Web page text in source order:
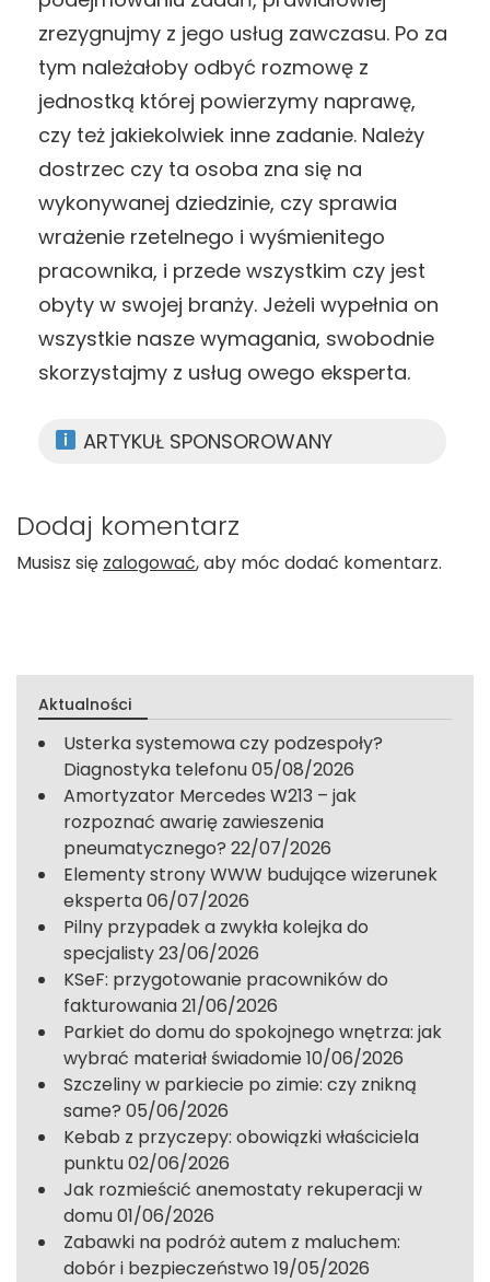
zrezygnujmy z jego usług zawczasu. Po za
tym należałoby odbyć rozmowę z
jednostką której powierzymy naprawę,
czy też jakiekolwiek inne zadanie. Należy
dostrzec czy ta osoba zna się na
wykonywanej dziedzinie, czy sprawia
wrażenie rzetelnego i wyśmienitego
pracownika, i przede wszystkim czy jest
obyty w swojej branży. Jeżeli wypełnia on
wszystkie nasze wymagania, swobodnie
skorzystajmy z usług owego eksperta.
ARTYKUŁ SPONSOROWANY
Dodaj komentarz
Musisz się zalogować, aby móc dodać komentarz.
Aktualności
Usterka systemowa czy podzespoły?
Diagnostyka telefonu05/08/2026
Amortyzator Mercedes W213 – jak
rozpoznać awarię zawieszenia
pneumatycznego? 22/07/2026
Elementy strony WWW budujące wizerunek
eksperta06/07/2026
Pilny przypadek a zwykła kolejka do
specjalisty23/06/2026
KSeF: przygotowanie pracowników do
fakturowania21/06/2026
Parkiet do domu do spokojnego wnętrza: jak
wybrać materiał świadomie 10/06/2026
Szczeliny w parkiecie po zimie: czy znikną
same? 05/06/2026
Kebab z przyczepy: obowiązki właściciela
punktu02/06/2026
Jak rozmieścić anemostaty rekuperacji w
domu01/06/2026
Zabawki na podróż autem z maluchem:
dobór i bezpieczeństwo 19/05/2026